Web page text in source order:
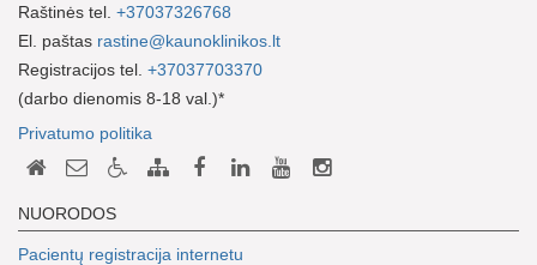
Raštinės tel. +37037326768
El. paštas rastine@kaunoklinikos.lt
Registracijos tel. +37037703370
(darbo dienomis 8-18 val.)*
Privatumo politika
NUORODOS
Pacientų registracija internetu